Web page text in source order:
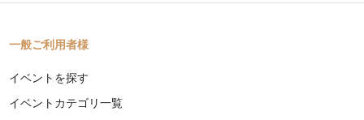
一般ご利用者様
イベントを探す
イベントカテゴリ一覧